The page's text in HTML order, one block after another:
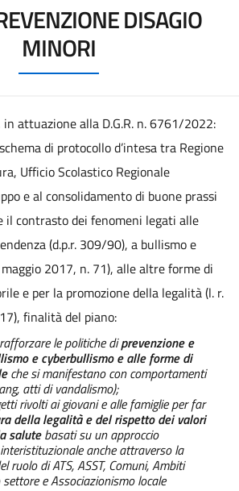
DISAGIO
MINORI
in attuazione alla D.G.R. n. 6761/2022:
di protocollo d’intesa tra Regione
Ufficio Scolastico Regionale
e al consolidamento di buone prassi
il contrasto dei fenomeni legati alle
(d.p.r. 309/90), a bullismo e
2017, n. 71), alle altre forme di
e per la promozione della legalità (l. r.
finalità del piano:
le politiche diprevenzione e
e cyberbullismo e alle forme di
che si manifestano con comportamenti
atti di vandalismo);
rivolti ai giovani e alle famiglie per far
della legalità e del rispetto dei valori
salutebasati su un approccio
anche attraverso la
ruolo di ATS, ASST, Comuni, Ambiti
e Associazionismo locale